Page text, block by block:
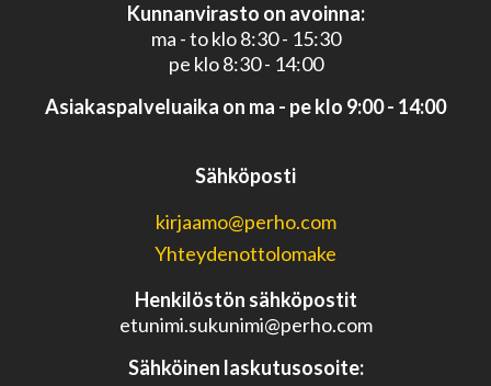
Kunnanvirasto on avoinna:
ma - to klo 8:30 - 15:30
pe klo 8:30 - 14:00
Asiakaspalveluaika on ma - pe klo 9:00 - 14:00
Sähköposti
kirjaamo@perho.com
Yhteydenottolomake
Henkilöstön sähköpostit
etunimi.sukunimi@perho.com
Sähköinen laskutusosoite: